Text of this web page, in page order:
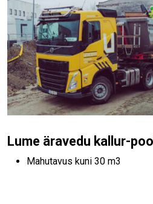
Lume äravedu kallur-
Mahutavus kuni 30 m3